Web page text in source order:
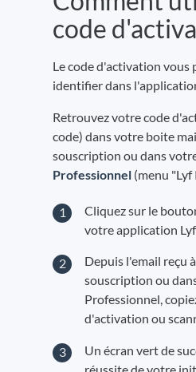
code
Le code d'activation vous
identifier dans
Retrouvez votre code
code) dans votre boite
souscription ou dans
Professionnel (menu "Lyf
Cliquez sur le
votre application
Depuis l'email reçu
souscription ou
Professionnel,
d'activation ou
Un écran vert de